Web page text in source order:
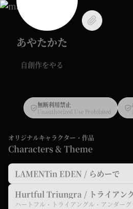
あやたかた
自創作をやる
無断利用禁止
Unauthorized Use Prohibited
オリジナルキャラクター・作品
Characters & Theme
LAMENTin EDEN / らめーで
Hurtful Triungra / トライアン
ハートフル・トライアングル・アンダー